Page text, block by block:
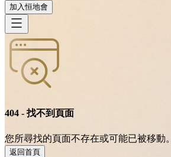
加入恒地會
404 - 找不到頁面
您所尋找的頁面不存在或可能已被移動。
返回首頁